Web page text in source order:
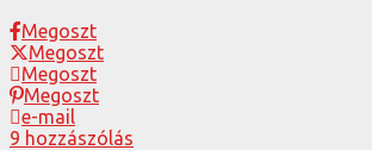
Megoszt
Megoszt
Megoszt
Megoszt
e-mail
9 hozzászólás